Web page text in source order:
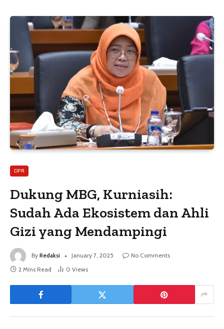
DPR
Dukung MBG, Kurniasih:
Sudah Ada Ekosistem dan Ahli
Gizi yang Mendampingi
By Redaksi January 7, 2025
No Comments
2 Mins Read
0 Views